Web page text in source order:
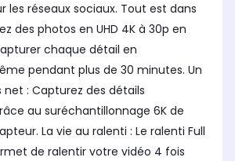
les réseaux sociaux. Tout est dans
des photos en UHD 4K à 30p en
chaque détail en
pendant plus de 30 minutes. Un
net : Capturez des détails
au suréchantillonnage 6K de
La vie au ralenti : Le ralenti Full
de ralentir votre vidéo 4 fois